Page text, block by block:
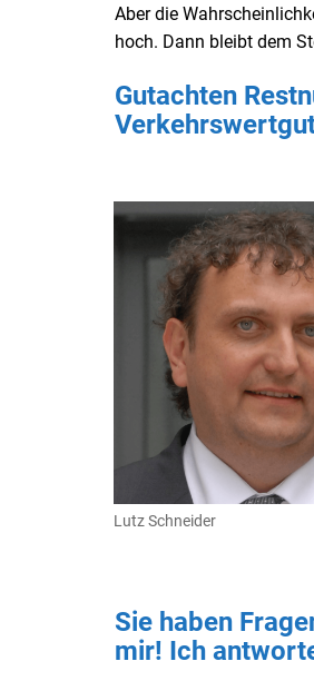
Aber die
hoch. Dann bleibt dem
Gutachten
Lutz Schneider
Sie haben
mir! Ich